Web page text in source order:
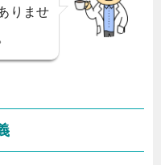
りませ